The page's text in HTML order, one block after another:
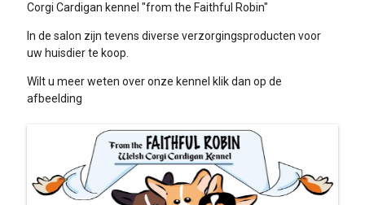
Corgi Cardigan kennel "from the Faithful Robin"
In de salon zijn tevens diverse verzorgingsproducten voor
uw huisdier te koop.
Wilt u meer weten over onze kennel klik dan op de
afbeelding